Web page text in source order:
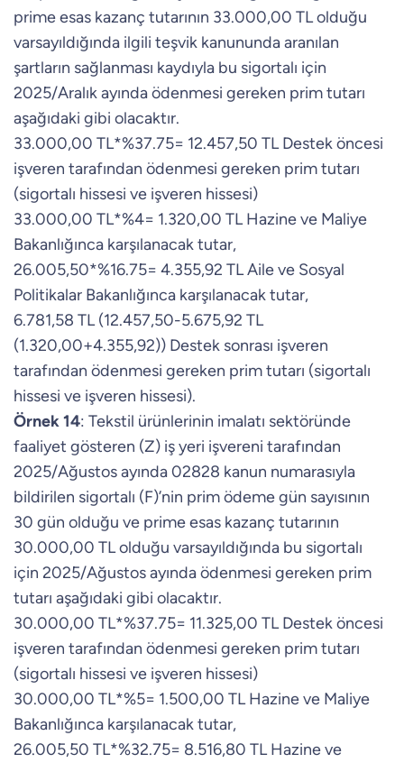
prime esas kazanç tutarının 33.000,00 TL olduğu
varsayıldığında ilgili teşvik kanununda aranılan
şartların sağlanması kaydıyla bu sigortalı için
2025/Aralık ayında ödenmesi gereken prim tutarı
aşağıdaki gibi olacaktır.
33.000,00 TL*%37.75= 12.457,50 TL Destek öncesi
işveren tarafından ödenmesi gereken prim tutarı
(sigortalı hissesi ve işveren hissesi)
33.000,00 TL*%4= 1.320,00 TL Hazine ve Maliye
Bakanlığınca karşılanacak tutar,
26.005,50*%16.75= 4.355,92 TL Aile ve Sosyal
Politikalar Bakanlığınca karşılanacak tutar,
6.781,58 TL (12.457,50-5.675,92 TL
(1.320,00+4.355,92)) Destek sonrası işveren
tarafından ödenmesi gereken prim tutarı (sigortalı
hissesi ve işveren hissesi).
Örnek 14: Tekstil ürünlerinin imalatı sektöründe
faaliyet gösteren (Z) iş yeri işvereni tarafından
2025/Ağustos ayında 02828 kanun numarasıyla
bildirilen sigortalı (F)’nin prim ödeme gün sayısının
30 gün olduğu ve prime esas kazanç tutarının
30.000,00 TL olduğu varsayıldığında bu sigortalı
için 2025/Ağustos ayında ödenmesi gereken prim
tutarı aşağıdaki gibi olacaktır.
30.000,00 TL*%37.75= 11.325,00 TL Destek öncesi
işveren tarafından ödenmesi gereken prim tutarı
(sigortalı hissesi ve işveren hissesi)
30.000,00 TL*%5= 1.500,00 TL Hazine ve Maliye
Bakanlığınca karşılanacak tutar,
26.005,50 TL*%32.75= 8.516,80 TL Hazine ve